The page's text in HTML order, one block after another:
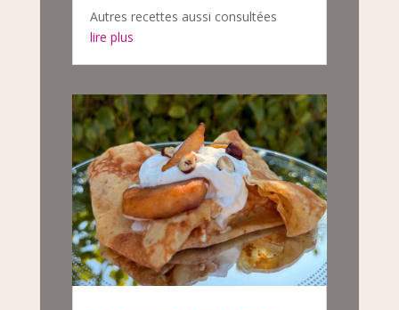
Autres recettes aussi consultées
lire plus